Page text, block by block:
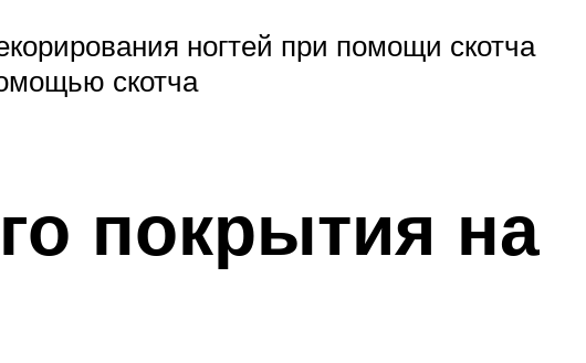
ногтей при помощи скотча
скотча
покрытия на